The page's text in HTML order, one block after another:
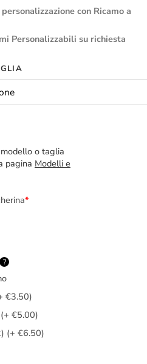
con Ricamo a
Personalizzabili su richiesta
o taglia
pagina Modelli e
*
?
€3.50)
€5.00)
(+ €6.50)